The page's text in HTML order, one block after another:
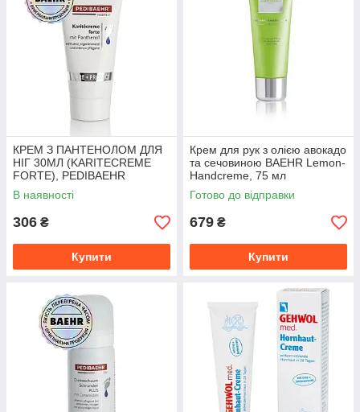
КРЕМ З ПАНТЕНОЛОМ ДЛЯ
НІГ 30МЛ (KARITECREME
FORTE), PEDIBAEHR
В наявності
306 ₴
Купити
Крем для рук з олією авокадо
та сечовиною BAEHR Lemon-
Handcreme, 75 мл
Готово до відправки
679 ₴
Купити